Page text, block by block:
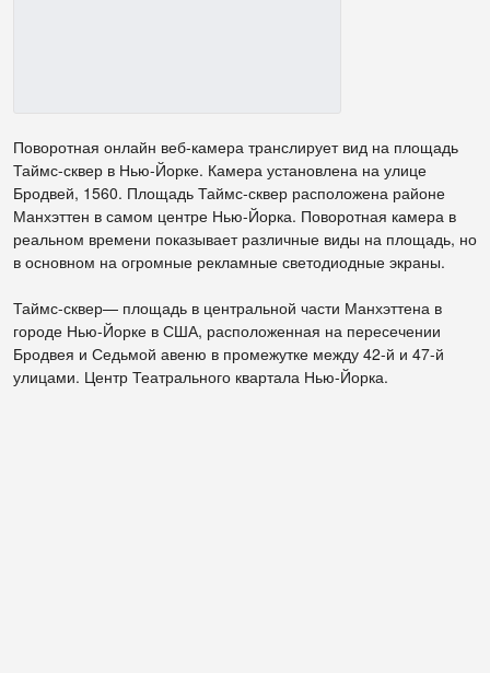
Поворотная онлайн веб-камера транслирует вид на площадь
Таймс-сквер в Нью-Йорке. Камера установлена на улице
Бродвей, 1560. Площадь Таймс-сквер расположена районе
Манхэттен в самом центре Нью-Йорка. Поворотная камера в
реальном времени показывает различные виды на площадь, но
в основном на огромные рекламные светодиодные экраны.
Таймс-сквер— площадь в центральной части Манхэттена в
городе Нью-Йорке в США, расположенная на пересечении
Бродвея и Седьмой авеню в промежутке между 42-й и 47-й
улицами. Центр Театрального квартала Нью-Йорка.